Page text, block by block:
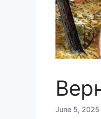
June 5, 2025